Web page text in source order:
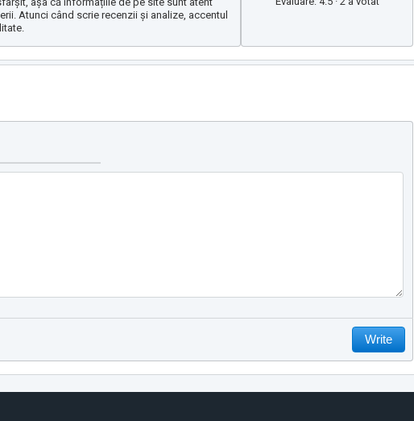
Atunci când scrie recenzii și analize, accentul